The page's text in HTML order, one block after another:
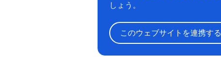
しょう。
このウェブサイトを連携する